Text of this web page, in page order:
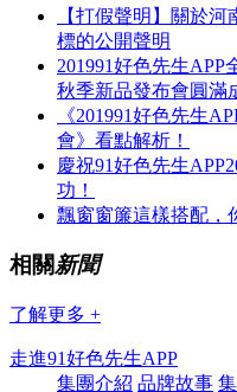
【打假聲明】關於
標的公開聲明
201991好色先生
秋季新品發布會圓滿成功
《201991好色先生
會》看點解析！
慶祝91好色先生
功！
飄窗窗簾這樣搭配
相關新聞
了解更多 +
走進91好色先生APP
集團介紹 品牌故事